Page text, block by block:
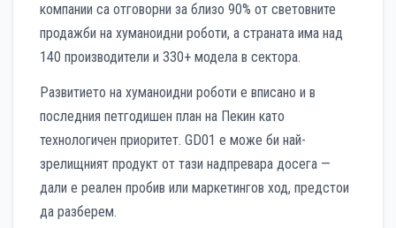
компании са отговорни за близо 90% от световните
продажби на хуманоидни роботи, а страната има над
140 производители и 330+ модела в сектора.
Развитието на хуманоидни роботи е вписано и в
последния петгодишен план на Пекин като
технологичен приоритет. GD01 е може би най-
зрелищният продукт от тази надпревара досега —
дали е реален пробив или маркетингов ход, предстои
да разберем.